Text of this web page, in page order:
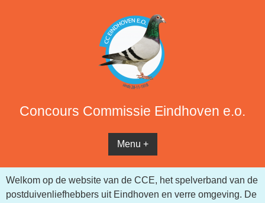
Concours Commissie Eindhoven e.o.
Menu +
Welkom op de website van de CCE, het spelverband van de
postduivenliefhebbers uit Eindhoven en verre omgeving. De